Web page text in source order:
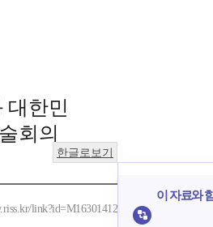
대한민
회의
한글로보기
link?id=M16301412
이 자료와